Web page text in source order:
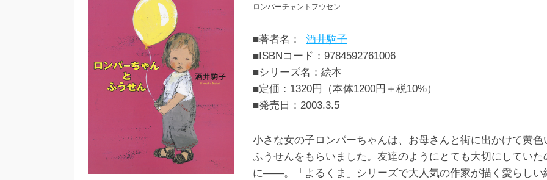
ロンパーチャントフウセン
■著者名：
酒井駒子
■ISBNコード：9784592761006
■シリーズ名：絵本
■定価：1320円（本体1200円＋税10%）
■発売日： 2003.3.5
小さな女の子ロンパーちゃんは、お母さんと街に出かけて黄色
ふうせんをもらいました。友達のようにとても大切にしていた
に――。「よるくま」シリーズで大人気の作家が描く愛らしい